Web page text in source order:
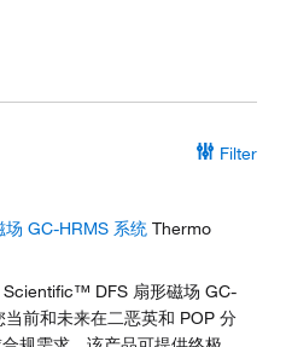
Filter
GC-HRMS 系统 Thermo
Scientific™ DFS 扇形磁场 GC-
当前和未来在二恶英和 POP 分